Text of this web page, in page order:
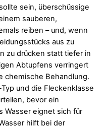
sein, überschüssige
sauberen,
reiben – und, wenn
aus zu
zu drücken statt tiefer in
Abtupfens verringert
chemische Behandlung.
und die Fleckenklasse
bevor ein
Wasser eignet sich für
hilft bei der